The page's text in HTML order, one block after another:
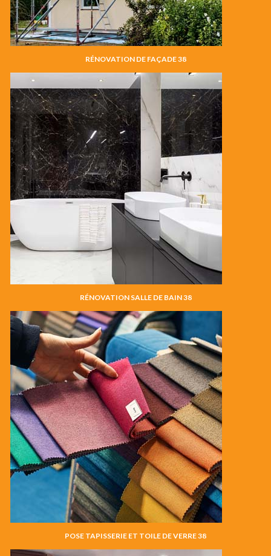
RÉNOVATION DE FAÇADE 38
RÉNOVATION SALLE DE BAIN 38
POSE TAPISSERIE ET TOILE DE VERRE 38